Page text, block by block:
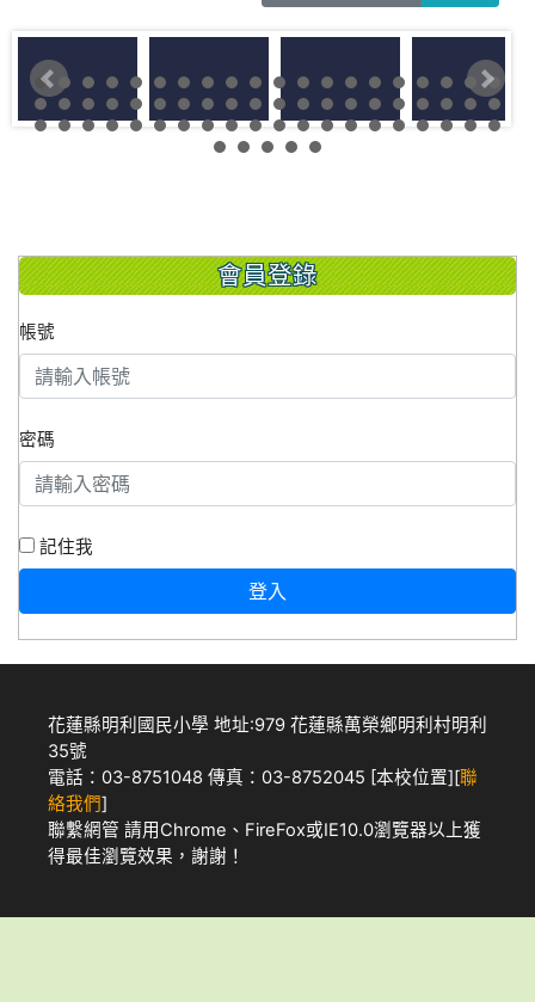
會員登錄
帳號
密碼
記住我
登入
花蓮縣明利國民小學 地址:979 花蓮縣萬榮鄉明利村明利
35號
電話：03-8751048 傳真：03-8752045 [本校位置][聯
絡我們]
聯繫網管 請用 Chrome 、 FireFox或IE10.0瀏覽器以上獲
得最佳瀏覽效果，謝謝！